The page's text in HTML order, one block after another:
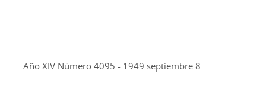
Año XIV Número 4095 - 1949 septiembre 8